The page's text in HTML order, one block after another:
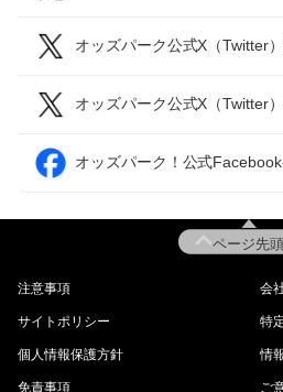
オッズパーク公式X（Twitter
オッズパーク公式X（Twitter
オッズパーク！公式
ページ先
注意事項 会
サイトポリシー 特
個人情報保護方針 情
免責事項 ご